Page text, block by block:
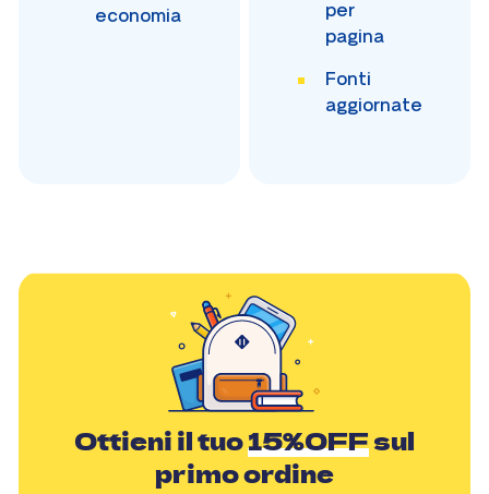
economia
per
pagina
Fonti
aggiornate
Ottieni il tuo15%OFFsul
primo ordine